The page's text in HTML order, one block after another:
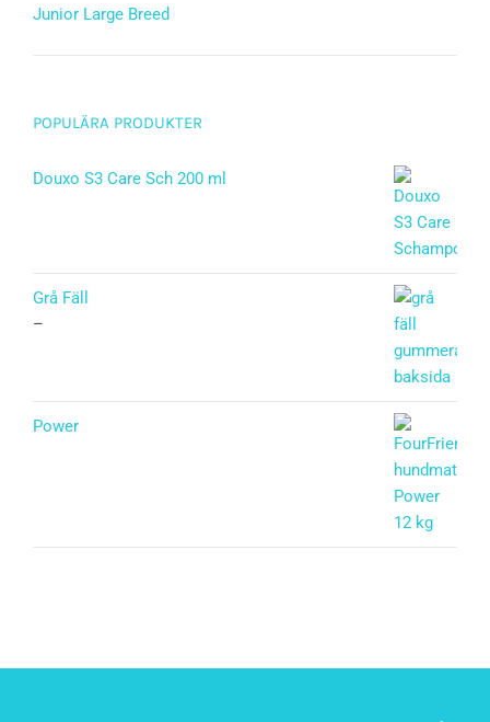
Junior Large Breed
POPULÄRA PRODUKTER
Douxo S3 Care Sch 200 ml
Grå Fäll
–
Power